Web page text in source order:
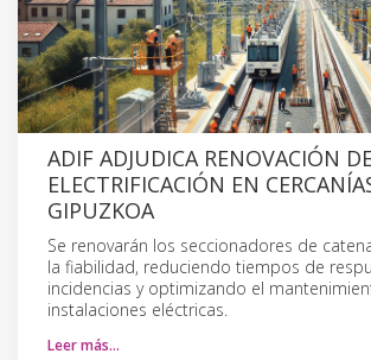
ADIF ADJUDICA RENOVACIÓN
ELECTRIFICACIÓN EN
GIPUZKOA
Se renovarán los seccionadores de
la fiabilidad, reduciendo tiempos de
incidencias y optimizando el
instalaciones eléctricas.
Leer más…